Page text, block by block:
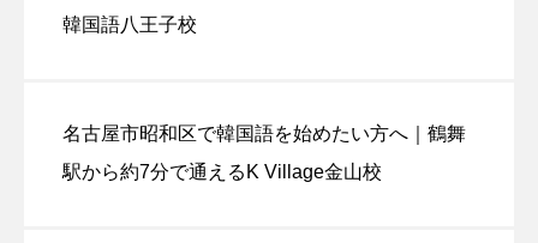
韓国語八王子校
名古屋市昭和区で韓国語を始めたい方へ｜鶴舞
駅から約7分で通えるK Village金山校